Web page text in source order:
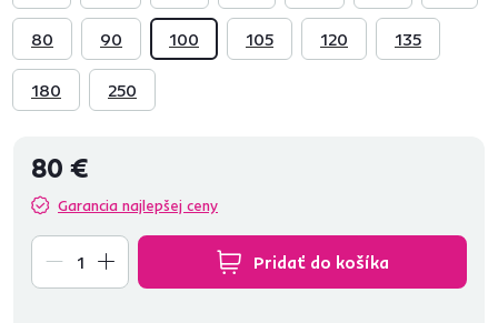
80 90 100 105 120 135
180 250
80 €
Garancia najlepšej ceny
Pridať do košíka